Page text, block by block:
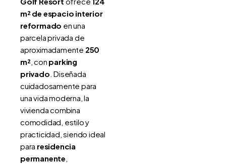
m² de espacio interior
reformado en una
parcela privada de
aproximadamente 250
m², con parking
privado. Diseñada
cuidadosamente para
una vida moderna, la
vivienda combina
comodidad, estilo y
practicidad, siendo ideal
para residencia
permanente,